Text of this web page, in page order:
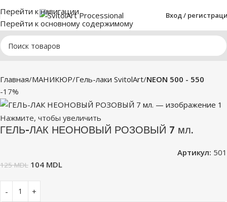
Перейти к навигации
Перейти к основному содержимому
Вход /
Главная МАНИКЮР Гель-лаки SvitolArt NEON 500 - 550
-17%
Нажмите, чтобы увеличить
ГЕЛЬ-ЛАК НЕОНОВЫЙ РОЗОВЫЙ 7 мл.
Артикул: 501
125MDL 104 MDL